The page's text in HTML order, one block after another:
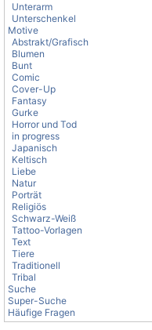
Unterarm
Unterschenkel
Motive
Abstrakt/Grafisch
Blumen
Bunt
Comic
Cover-Up
Fantasy
Gurke
Horror und Tod
in progress
Japanisch
Keltisch
Liebe
Natur
Porträt
Religiös
Schwarz-Weiß
Tattoo-Vorlagen
Text
Tiere
Traditionell
Tribal
Suche
Super-Suche
Häufige Fragen